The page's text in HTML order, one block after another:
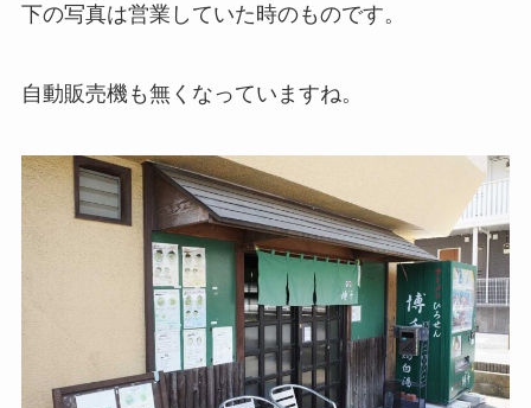
下の写真は営業していた時のものです。
自動販売機も無くなっていますね。